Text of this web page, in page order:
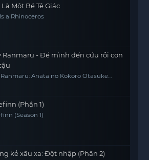
Một Bé Tê Giác
a Rhinoceros
Ranmaru - Để mình đến cứu rỗi con
Ranmaru: Anata no Kokoro Otasuke
(Phần 1)
(Season 1)
kẻ xấu xa: Đột nhập (Phần 2)